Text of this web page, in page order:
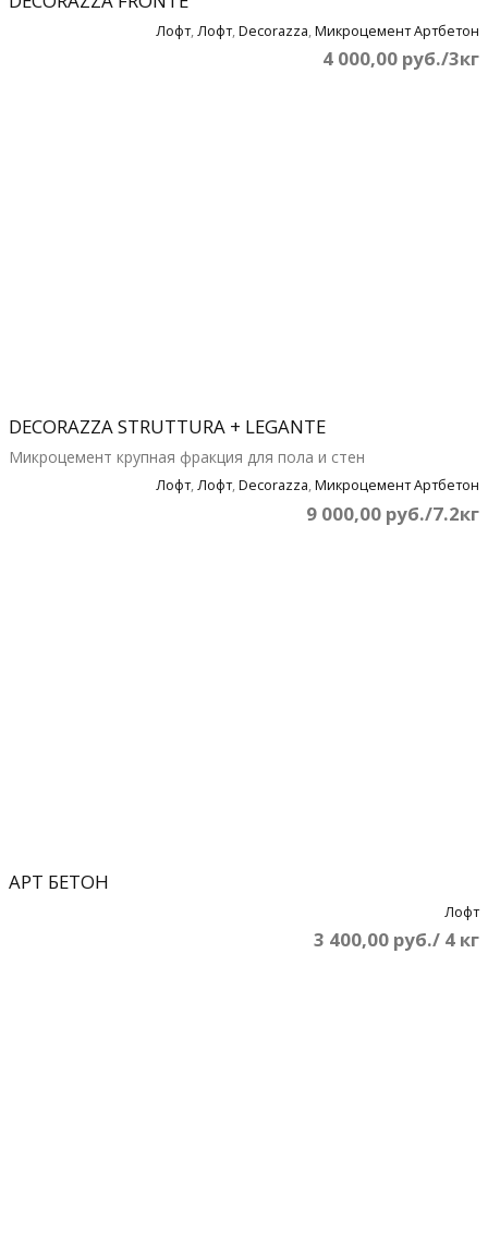
Лофт,Лофт,Decorazza,Микроцемент Артбетон
4 000,00 руб./3кг
DECORAZZA STRUTTURA + LEGANTE
Микроцемент крупная фракция для пола и стен
Лофт,Лофт,Decorazza,Микроцемент Артбетон
9 000,00 руб./7.2кг
АРТ БЕТОН
Лофт
3 400,00 руб./ 4 кг